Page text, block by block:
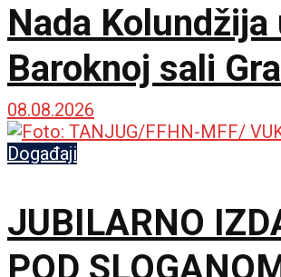
Nada Kolundžija
Baroknoj sali
kuće
08.08.2026
Događaji
JUBILARNO
POD